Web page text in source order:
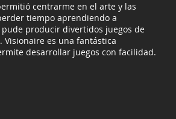
centrarme en el arte y las
tiempo aprendiendo a
producir divertidos juegos de
Visionaire es una fantástica
desarrollar juegos con facilidad.